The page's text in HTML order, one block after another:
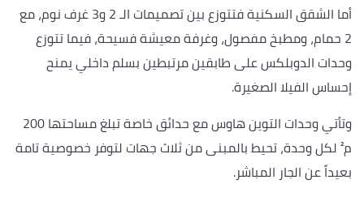
أما الشقق السكنية فتتوزع بين تصميمات الـ 2 و3 غرف نوم، مع
2 حمام، ومطبخ مفصول، وغرفة معيشة فسيحة، فيما تتوزع
وحدات الدوبلكس على طابقين مرتبطين بسلم داخلي يمنح
إحساس الفيلا الصغيرة.
وتأتي وحدات التوين هاوس مع حدائق خاصة تبلغ مساحتها 200
م² لكل وحدة، تحيط بالمبنى من ثلاث جهات لتوفر خصوصية تامة
بعيداً عن الجار المباشر.